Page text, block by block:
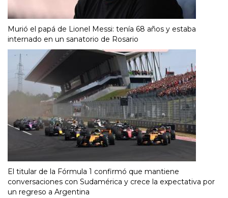
Murió el papá de Lionel Messi: tenía 68 años y estaba
internado en un sanatorio de Rosario
El titular de la Fórmula 1 confirmó que mantiene
conversaciones con Sudamérica y crece la expectativa por
un regreso a Argentina